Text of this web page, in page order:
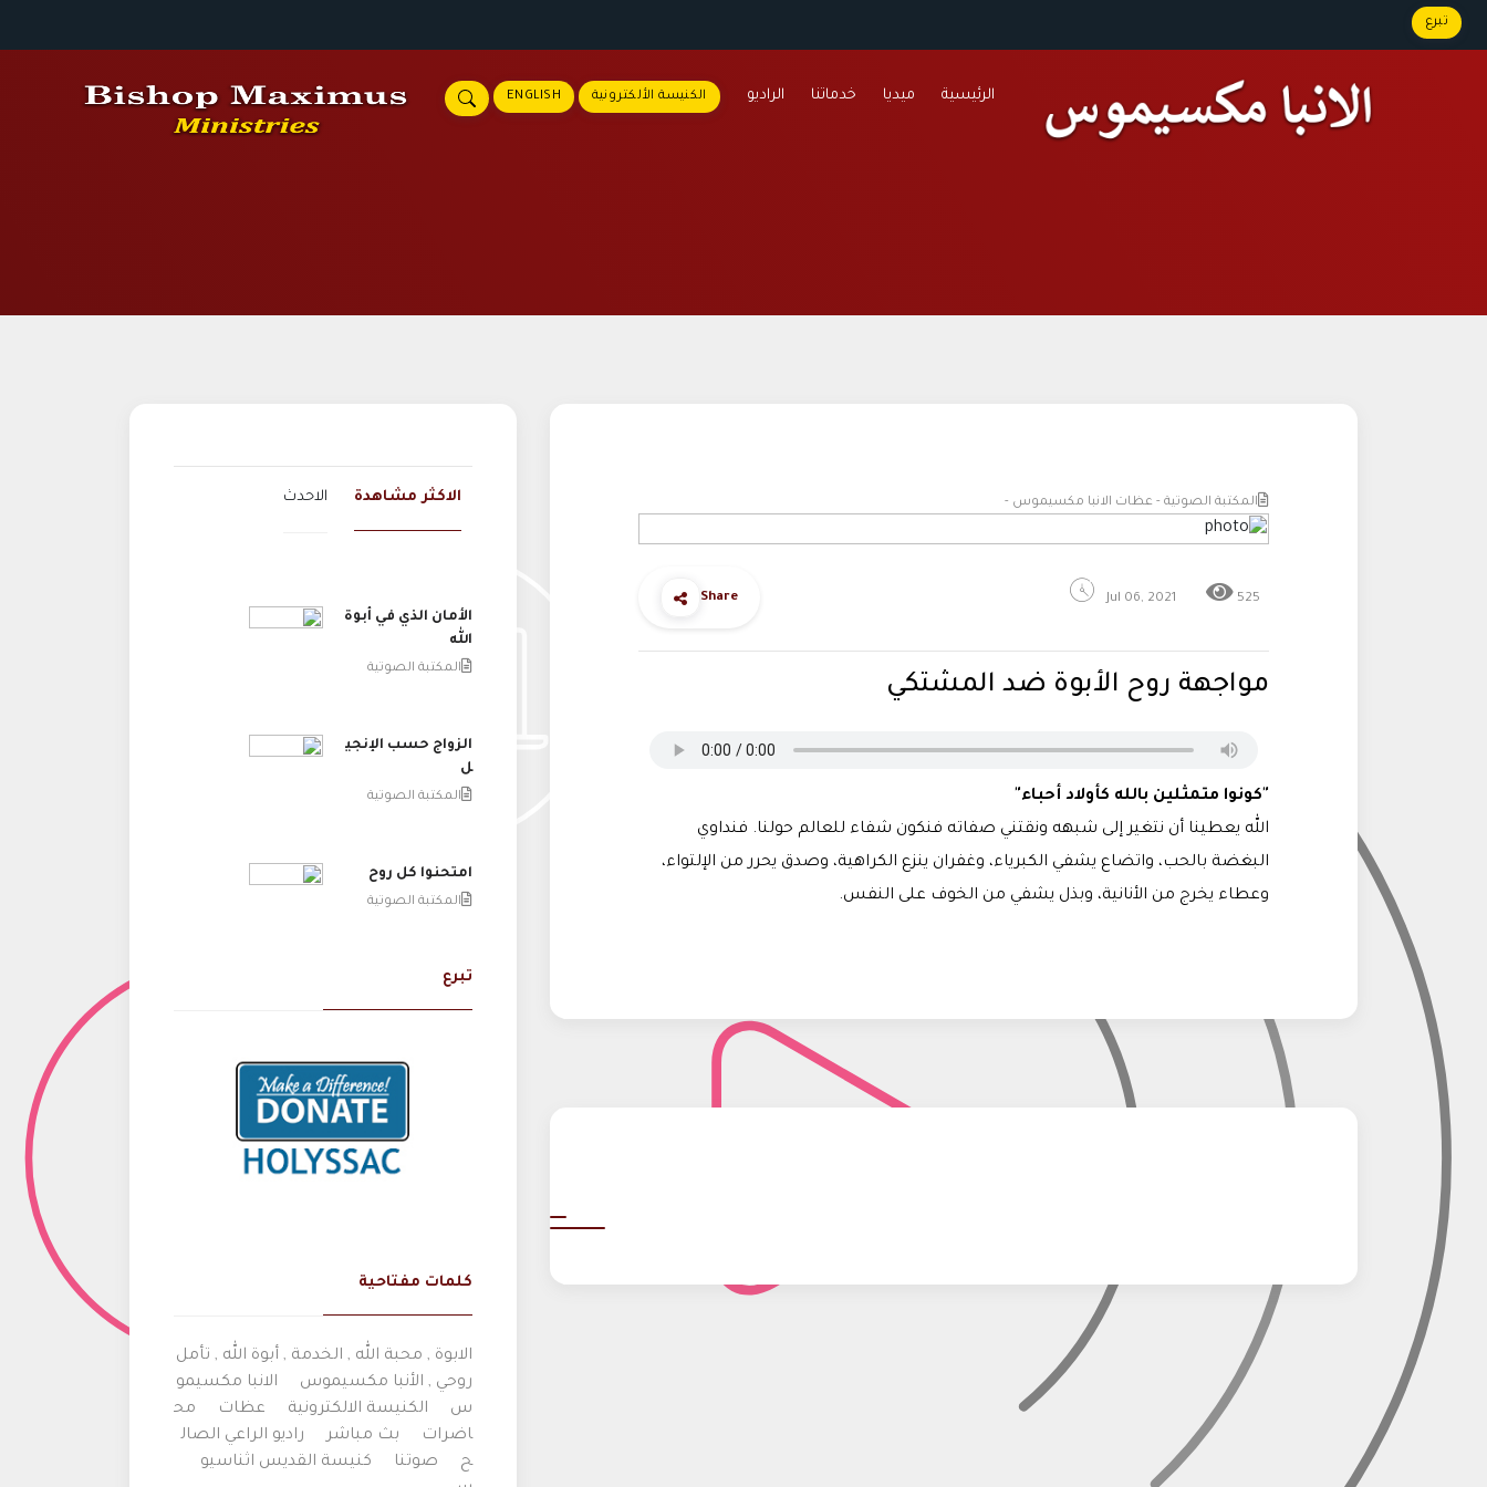
تبرع
ENGLISH الكنيسة الألكترونية الراديو خدماتنا ميديا الرئيسية
المكتبة الصوتية - عظات الانبا مكسيموس -
Jul 06, 2021 525
Share
مواجهة روح الأبوة ضد المشتكي
"كونوا متمثلين بالله كأولاد أحباء"
الله يعطينا أن نتغير إلى شبهه ونقتني صفاته فنكون شفاء للعالم حولنا. فنداوي
البغضة بالحب، واتضاع يشفي الكبرياء، وغفران ينزع الكراهية، وصدق يحرر من الإلتواء،
وعطاء يخرج من الأنانية، وبذل يشفي من الخوف على النفس.
الاكثر مشاهدة الاحدث
الأمان الذي في أبوة
الله
المكتبة الصوتية
الزواج حسب الإنجي
ل
المكتبة الصوتية
امتحنوا كل روح
المكتبة الصوتية
تبرع
كلمات مفتاحية
الابوة , محبة الله , الخدمة , أبوة الله , تأمل
روحي , الأنبا مكسيموس
الانبا مكسيمو
س
الكنيسة الالكترونية عظات
مح
اضرات
بث مباشر
راديو الراعي الصال
ح
صوتنا
كنيسة القديس اثناسيو